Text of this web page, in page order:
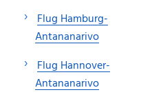
Flug Hamburg-
Antananarivo
Flug Hannover-
Antananarivo